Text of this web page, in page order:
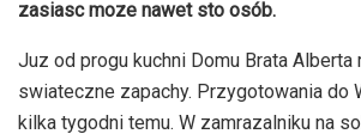
zasiasc moze nawet sto osób.
Juz od progu kuchni Domu Brata
swiateczne zapachy. Przygotowania
kilka tygodni temu. W zamrazalniku na